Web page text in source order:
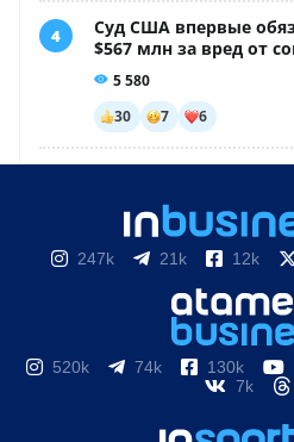
247k 21k 12k
520k 74k 130k
7k